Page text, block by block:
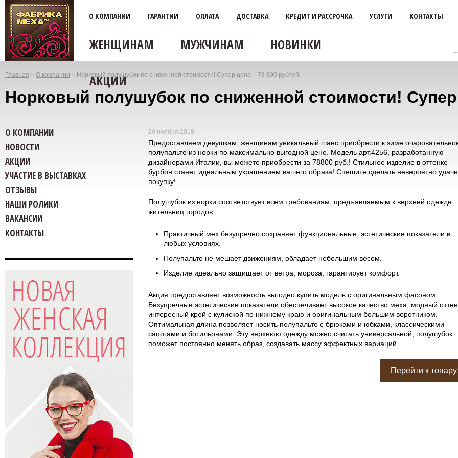
О КОМПАНИИ ГАРАНТИИ ОПЛАТА ДОСТАВКА КРЕДИТ И РАССРОЧКА УСЛУГИ КОНТАКТЫ
ЖЕНЩИНАМ МУЖЧИНАМ НОВИНКИ
АКЦИИ
Вы
здесь
Главная » О компании » Норковый полушубок по сниженной стоимости! Супер цена – 78 800 рублей!
Норковый полушубок по сниженной стоимости!
20 ноября 2018
Предоставляем девушкам, женщинам уникальный шанс приобрести к зиме
полупальто из норки по максимально выгодной цене. Модель арт.4256, разработанную
дизайнерами Италии, вы можете приобрести за 78800 руб.! Стильное изделие в оттенке
бурбон станет идеальным украшением вашего образа! Спешите сделать невероятно
покупку!
Полушубок из норки соответствует всем требованиям, предъявляемым к верхней одежде
жительниц городов:
Практичный мех безупречно сохраняет функциональные, эстетические показатели в
любых условиях.
Полупальто не мешает движениям, обладает небольшим весом.
Изделие идеально защищает от ветра, мороза, гарантирует комфорт.
Акция предоставляет возможность выгодно купить модель с оригинальным фасоном.
Безупречные эстетические показатели обеспечивает высокое качество меха, модный
интересный крой с кулиской по нижнему краю и оригинальным большим воротником.
Оптимальная длина позволяет носить полупальто с брюками и юбками, классическими
сапогами и ботильонами. Эту верхнюю одежду можно считать универсальной, полушубок
поможет постоянно менять образ, создавать массу эффектных вариаций.
Перейти к товару
О КОМПАНИИ
НОВОСТИ
АКЦИИ
УЧАСТИЕ В ВЫСТАВКАХ
ОТЗЫВЫ
НАШИ РОЛИКИ
ВАКАНСИИ
КОНТАКТЫ